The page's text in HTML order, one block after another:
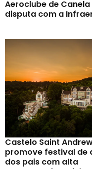
Aeroclube de Canela
disputa com a
Castelo Saint
promove festival de
dos pais com alta